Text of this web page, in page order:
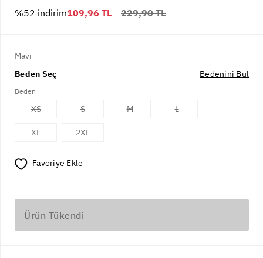
229,90 TL
%52 indirim109,96 TL
Mavi
Beden Seç
Bedenini Bul
Beden
XS S M L
XL 2XL
Favoriye Ekle
Ürün Tükendi